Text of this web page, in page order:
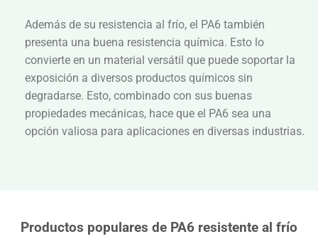
Además de su resistencia al frío, el PA6 también
presenta una buena resistencia química. Esto lo
convierte en un material versátil que puede soportar la
exposición a diversos productos químicos sin
degradarse. Esto, combinado con sus buenas
propiedades mecánicas, hace que el PA6 sea una
opción valiosa para aplicaciones en diversas industrias.
Productos populares de PA6 resistente al frío